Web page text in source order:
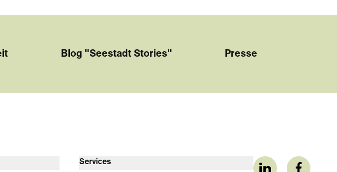
Blog "Seestadt Stories" Presse
Services